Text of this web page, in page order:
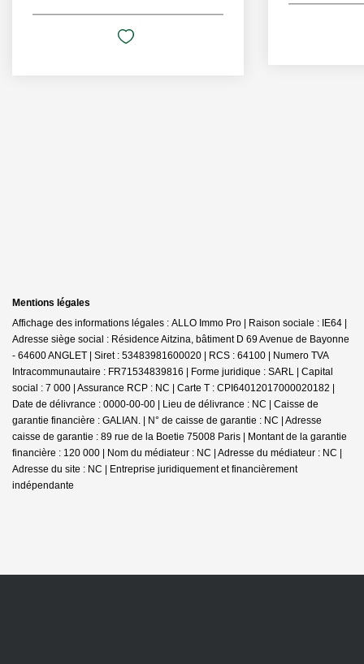
Mentions légales
Affichage des informations légales : ALLO Immo Pro | Raison sociale : IE64 |
Adresse siège social : Résidence Aitzina, bâtiment D 69 Avenue de Bayonne
- 64600 ANGLET | Siret : 53483981600020 | RCS : 64100 | Numero TVA
Intracommunautaire : FR71534839816 | Forme juridique : SARL | Capital
social : 7 000 | Assurance RCP : NC | Carte T : CPI64012017000020182 |
Date de délivrance : 0000-00-00 | Lieu de délivrance : NC | Caisse de
garantie financière : GALIAN. | N° de caisse de garantie : NC | Adresse
caisse de garantie : 89 rue de la Boetie 75008 Paris | Montant de la garantie
financière : 120 000 | Nom du médiateur : NC | Adresse du médiateur : NC |
Adresse du site : NC |
Entreprise juridiquement et financièrement
indépendante